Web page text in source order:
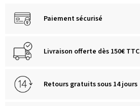
Paiement sécurisé
Livraison offerte dès 150€ TTC
Retours gratuits sous 14 jours